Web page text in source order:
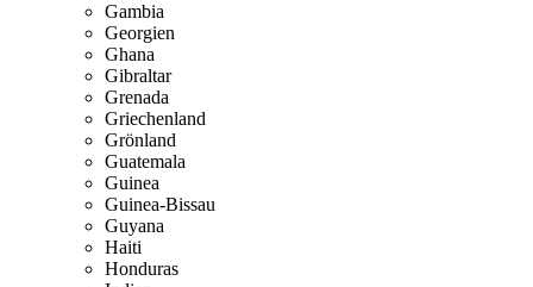
Gambia
Georgien
Ghana
Gibraltar
Grenada
Griechenland
Grönland
Guatemala
Guinea
Guinea-Bissau
Guyana
Haiti
Honduras